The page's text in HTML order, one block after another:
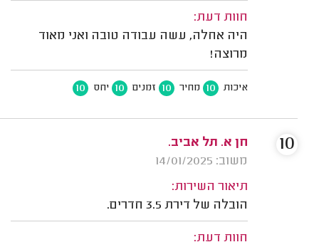
חוות דעת:
היה אחלה, עשה עבודה טובה ואני מאוד
מרוצה!
איכות 10 מחיר 10 זמנים 10 יחס 10
חן א. תל אביב.
משוב: 14/01/2025
תיאור השירות:
הובלה של דירת 3.5 חדרים.
חוות דעת:
10